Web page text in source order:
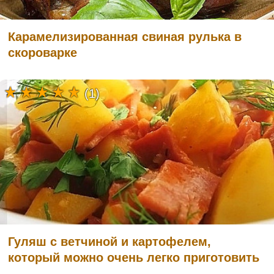
Карамелизированная свиная рулька в
скороварке
Гуляш с ветчиной и картофелем,
который можно очень легко приготовить
(1)